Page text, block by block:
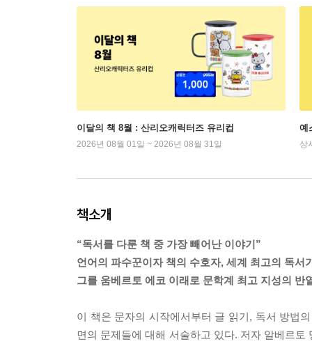
이달의 책 8월 : 산리오캐릭터즈 유리컵
2026년 08월 01일 ~ 2026년 08월 31일
예
상
책소개
“독서를 다룬 책 중 가장 빼어난 이야기”
언어의 파수꾼이자 책의 수호자, 세계 최고의 독서
그를 움베르토 에코 이래로 문학계 최고 지성의 반
이 책은 문자의 시작에서부터 글 읽기, 독서 방법
면의 문제들에 대해 서술하고 있다. 저자 알베르